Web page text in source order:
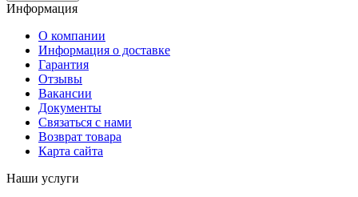
Информация
О компании
Информация о доставке
Гарантия
Отзывы
Вакансии
Документы
Связаться с нами
Возврат товара
Карта сайта
Наши услуги